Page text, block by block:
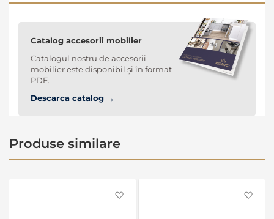
Catalog accesorii mobilier
Catalogul nostru de accesorii
mobilier este disponibil și în format
PDF.
Descarca catalog →
Produse similare